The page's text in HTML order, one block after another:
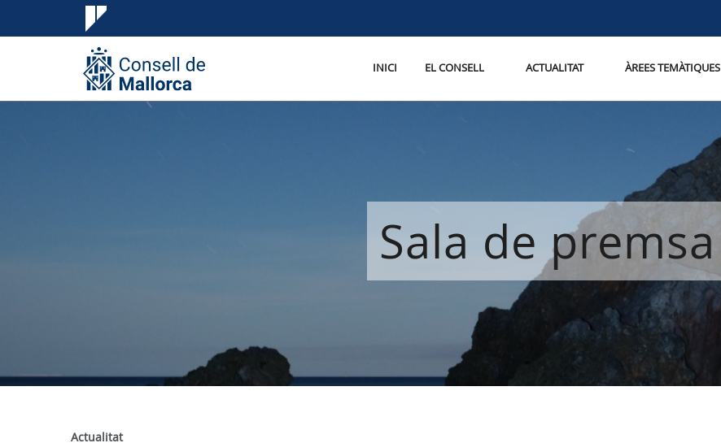
INICI EL CONSELL ACTUALITAT ÀREES TEMÀTIQUES
Sala de premsa
Actualitat